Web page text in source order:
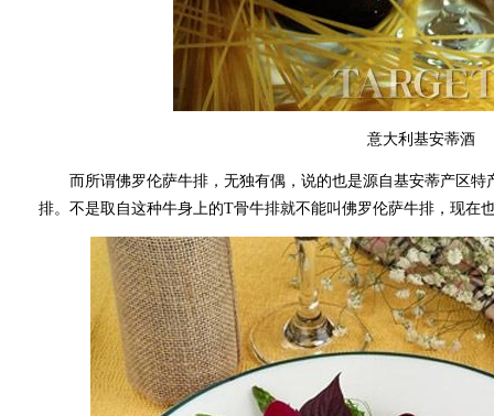
意大利基安蒂酒
而所谓佛罗伦萨牛排，无独有偶，说的也是源自基安蒂产区特
排。不是取自这种牛身上的T骨牛排就不能叫佛罗伦萨牛排，现在